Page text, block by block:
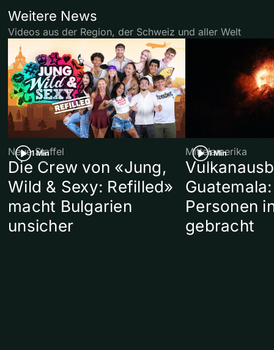
Weitere News
Videos aus der Region, der Schweiz und aller Welt
1 Min
Neue Staffel
Die Crew von «Jung,
Wild & Sexy: Refilled»
macht Bulgarien
unsicher
1 Min
Mittelamerika
Personen
gebracht